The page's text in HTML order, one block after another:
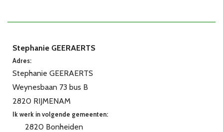
Stephanie GEERAERTS
Adres:
Stephanie GEERAERTS
Weynesbaan 73 bus B
2820 RIJMENAM
Ik werk in volgende gemeenten:
2820 Bonheiden